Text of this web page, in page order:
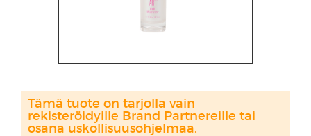
Tämä tuote on tarjolla vain
rekisteröidyille Brand Partnereille tai
osana uskollisuusohjelmaa.